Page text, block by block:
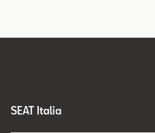
SEAT Italia